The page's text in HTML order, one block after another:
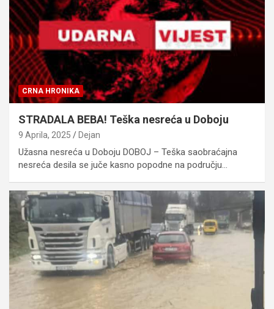
CRNA HRONIKA
STRADALA BEBA! Teška nesreća u Doboju
9 Aprila, 2025 Dejan
Užasna nesreća u Doboju DOBOJ – Teška saobraćajna
nesreća desila se juče kasno popodne na području…